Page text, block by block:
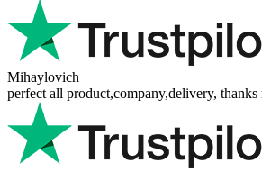
Mihaylovich
perfect all product,company,delivery, thanks